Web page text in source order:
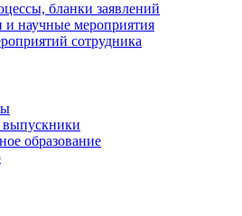
бланки заявлений
научные мероприятия
сотрудника
образование